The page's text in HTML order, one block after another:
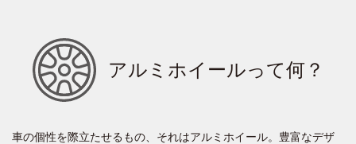
アルミホイールって何？
車の個性を際立たせるもの、それはアルミホイール。豊富なデザ